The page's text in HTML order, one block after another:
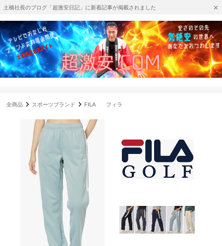
土橋社長のブログ「超激安日記」に新着記事が掲載されました
全商品 スポーツブランド FILA フィラ